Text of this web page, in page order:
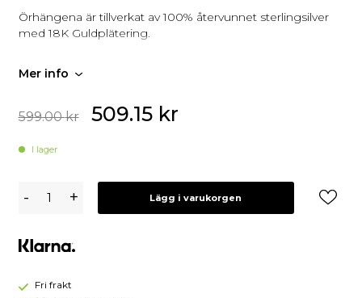
Örhängena är tillverkat av 100% återvunnet sterlingsilver
med 18K Guldplätering.
Mer info
599.00kr 509.15 kr
I lager
Small
Hoops
- + Lägg i varukorgen
Fri frakt